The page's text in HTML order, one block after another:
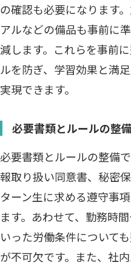
の確認も必要になります
アルなどの備品も事前に
減します。これらを事前
ルを防ぎ、学習効果と満
実現できます。
必要書類とルールの整
必要書類とルールの整備
報取り扱い同意書、秘密
ターン生に求める遵守事
ます。あわせて、勤務時
いった労働条件について
が不可欠です。また、社